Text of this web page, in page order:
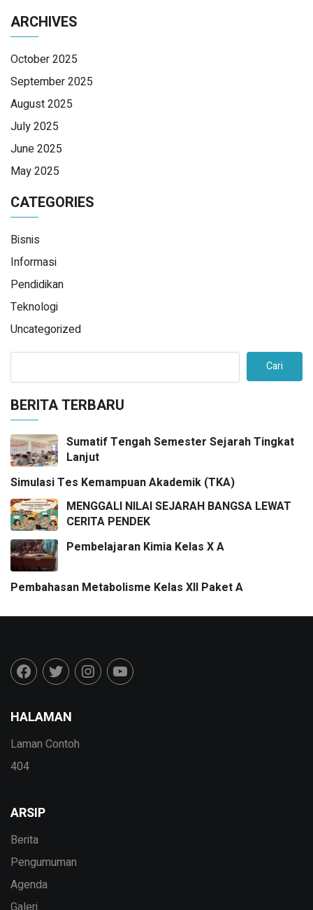
ARCHIVES
October 2025
September 2025
August 2025
July 2025
June 2025
May 2025
CATEGORIES
Bisnis
Informasi
Pendidikan
Teknologi
Uncategorized
Cari
BERITA TERBARU
Sumatif Tengah Semester Sejarah Tingkat
Lanjut
Simulasi Tes Kemampuan Akademik (TKA)
MENGGALI NILAI SEJARAH BANGSA LEWAT
CERITA PENDEK
Pembelajaran Kimia Kelas X A
Pembahasan Metabolisme Kelas XII Paket A
HALAMAN
Laman Contoh
404
ARSIP
Berita
Pengumuman
Agenda